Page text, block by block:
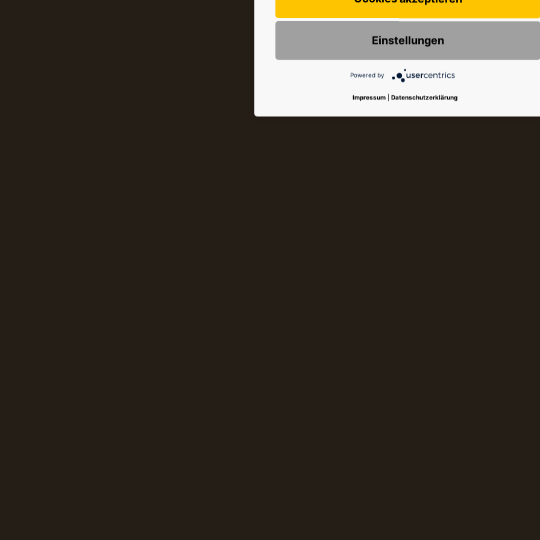
Einstellungen
Powered by
Impressum Datenschutzerklärung